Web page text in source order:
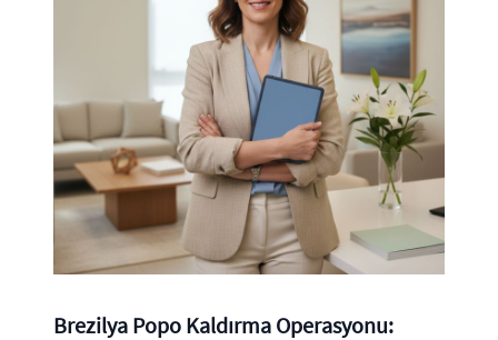
Brezilya Popo Kaldırma Operasyonu: